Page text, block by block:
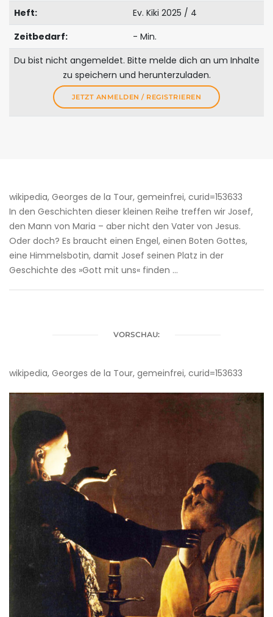
Heft:
Ev. Kiki 2025 / 4
Zeitbedarf:
- Min.
Du bist nicht angemeldet. Bitte melde dich an um Inhalte
zu speichern und herunterzuladen.
JETZT ANMELDEN / REGISTRIEREN
wikipedia, Georges de la Tour, gemeinfrei, curid=153633
In den Geschichten dieser kleinen Reihe treffen wir Josef,
den Mann von Maria – aber nicht den Vater von Jesus.
Oder doch? Es braucht einen Engel, einen Boten Gottes,
eine Himmelsbotin, damit Josef seinen Platz in der
Geschichte des »Gott mit uns« finden …
VORSCHAU:
wikipedia, Georges de la Tour, gemeinfrei, curid=153633